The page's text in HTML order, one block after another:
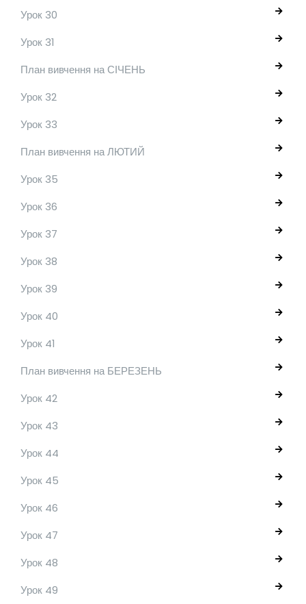
Урок 30
Урок 31
План вивчення на СІЧЕНЬ
Урок 32
Урок 33
План вивчення на ЛЮТИЙ
Урок 35
Урок 36
Урок 37
Урок 38
Урок 39
Урок 40
Урок 41
План вивчення на БЕРЕЗЕНЬ
Урок 42
Урок 43
Урок 44
Урок 45
Урок 46
Урок 47
Урок 48
Урок 49